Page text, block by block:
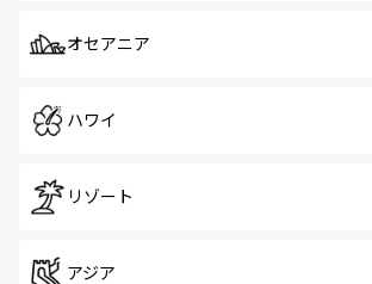
オセアニア
ハワイ
リゾート
アジア